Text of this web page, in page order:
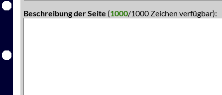
Beschreibung der Seite (1000/1000 Zeichen verfügbar):